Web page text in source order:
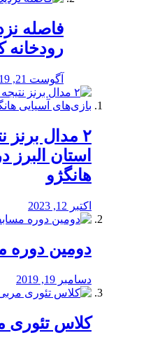
️فاصله
رودخانه
آگوست 21, 2019
استان البرز
هانگژو
اکتبر 12, 2023
دومین دوره
دسامبر 19, 2019
کلاس تئوری